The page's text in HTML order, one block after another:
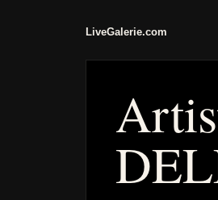
LiveGalerie.com